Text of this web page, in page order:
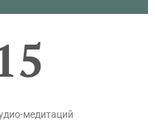
медитаций